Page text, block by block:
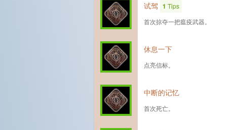
试驾 1 Tips
首次掠夺一把瘟疫武器。
休息一下
点亮信标。
中断的记忆
首次死亡。